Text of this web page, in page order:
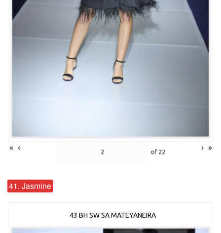
« ‹ of 22 › »
41. Jasmine
43 BH SW SA MATEYANEIRA